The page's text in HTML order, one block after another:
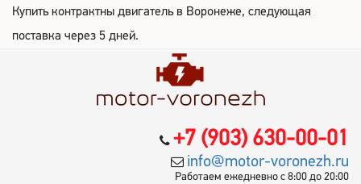
Купить контрактны двигатель в Воронеже, следующая
поставка через 5 дней.
+7 (903) 630-00-01
info@motor-voronezh.ru
Работаем ежедневно с 8:00 до 20:00